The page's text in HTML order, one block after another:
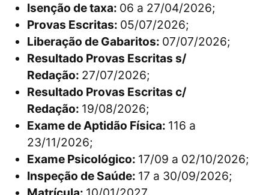
Isenção de taxa: 06 a 27/04/2026;
Provas Escritas: 05/07/2026;
Liberação de Gabaritos: 07/07/2026;
Resultado Provas Escritas s/
Redação: 27/07/2026;
Resultado Provas Escritas c/
Redação: 19/08/2026;
Exame de Aptidão Física: 116 a
23/11/2026;
Exame Psicológico: 17/09 a 02/10/2026;
Inspeção de Saúde: 17 a 30/09/2026;